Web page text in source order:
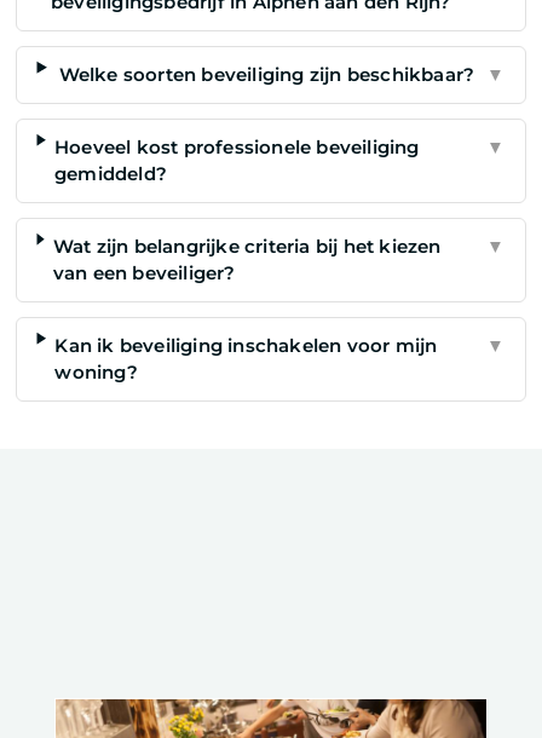
Welke soorten beveiliging zijn beschikbaar? ▼
Hoeveel kost professionele beveiliging
gemiddeld?
▼
Wat zijn belangrijke criteria bij het kiezen
van een beveiliger?
▼
Kan ik beveiliging inschakelen voor mijn
woning?
▼